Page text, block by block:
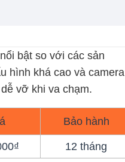
bật so với các sản
hình khá cao và camera
vỡ khi va chạm.
Bảo hành
12 tháng